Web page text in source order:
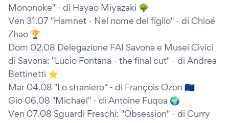
Mononoke" - di Hayao Miyazaki 🌳
Ven 31.07 "Hamnet - Nel nome del figlio" - di Chloé
Zhao 🏆
Dom 02.08 Delegazione FAI Savona e Musei Civici
di Savona: "Lucio Fontana - the final cut" - di Andrea
Bettinetti ⭐️
Mar 04.08 "Lo straniero" - di François Ozon 🇪🇺
Gio 06.08 "Michael" - di Antoine Fuqua 🌍
Ven 07.08 Sguardi Freschi: "Obsession" - di Curry